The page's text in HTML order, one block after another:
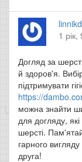
1 рік,
Догляд за
й здоров'я.
підтримувати
https://
можна знайти
для догляду,
шерсті.
гарного
друга!